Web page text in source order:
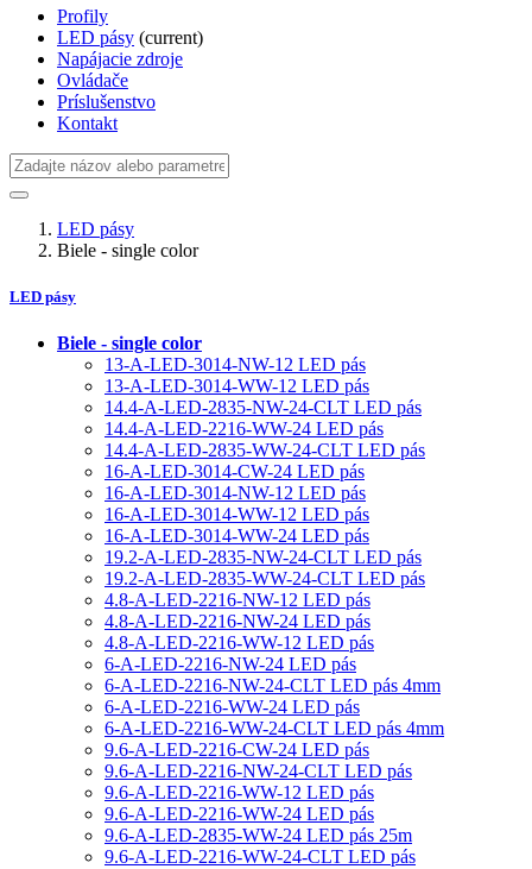
Profily
LED pásy (current)
Napájacie zdroje
Ovládače
Príslušenstvo
Kontakt
LED pásy
Biele - single color
LED pásy
Biele - single color
13-A-LED-3014-NW-12 LED pás
13-A-LED-3014-WW-12 LED pás
14.4-A-LED-2835-NW-24-CLT LED pás
14.4-A-LED-2216-WW-24 LED pás
14.4-A-LED-2835-WW-24-CLT LED pás
16-A-LED-3014-CW-24 LED pás
16-A-LED-3014-NW-12 LED pás
16-A-LED-3014-WW-12 LED pás
16-A-LED-3014-WW-24 LED pás
19.2-A-LED-2835-NW-24-CLT LED pás
19.2-A-LED-2835-WW-24-CLT LED pás
4.8-A-LED-2216-NW-12 LED pás
4.8-A-LED-2216-NW-24 LED pás
4.8-A-LED-2216-WW-12 LED pás
6-A-LED-2216-NW-24 LED pás
6-A-LED-2216-NW-24-CLT LED pás 4mm
6-A-LED-2216-WW-24 LED pás
6-A-LED-2216-WW-24-CLT LED pás 4mm
9.6-A-LED-2216-CW-24 LED pás
9.6-A-LED-2216-NW-24-CLT LED pás
9.6-A-LED-2216-WW-12 LED pás
9.6-A-LED-2216-WW-24 LED pás
9.6-A-LED-2835-WW-24 LED pás 25m
9.6-A-LED-2216-WW-24-CLT LED pás